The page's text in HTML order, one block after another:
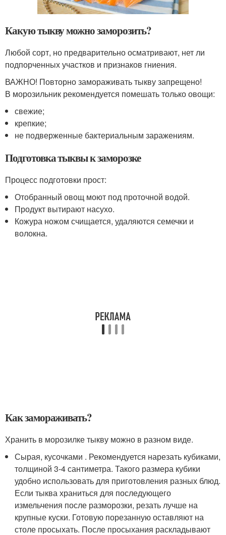
Какую тыкву можно заморозить?
Любой сорт, но предварительно осматривают, нет ли
подпорченных участков и признаков гниения.
ВАЖНО! Повторно замораживать тыкву запрещено!
В морозильник рекомендуется помешать только овощи:
свежие;
крепкие;
не подверженные бактериальным заражениям.
Подготовка тыквы к заморозке
Процесс подготовки прост:
Отобранный овощ моют под проточной водой.
Продукт вытирают насухо.
Кожура ножом счищается, удаляются семечки и
волокна.
Как замораживать?
Хранить в морозилке тыкву можно в разном виде.
Сырая, кусочками . Рекомендуется нарезать кубиками,
толщиной 3-4 сантиметра. Такого размера кубики
удобно использовать для приготовления разных блюд.
Если тыква храниться для последующего
измельчения после разморозки, резать лучше на
крупные куски. Готовую порезанную оставляют на
столе просыхать. После просыхания раскладывают